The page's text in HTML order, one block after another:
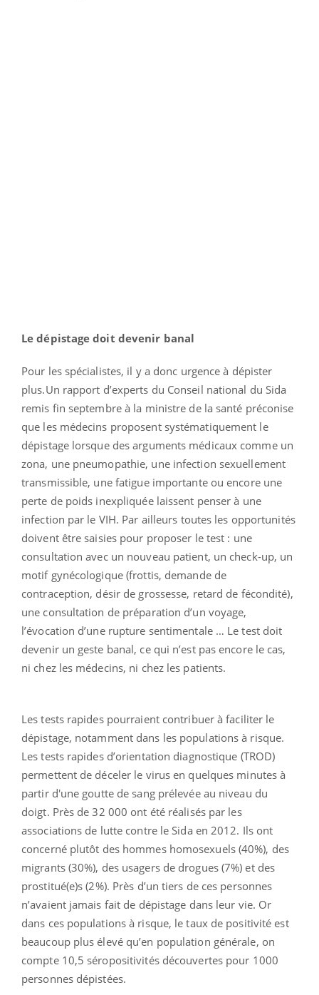
Le dépistage doit devenir banal
Pour les spécialistes, il y a donc urgence à dépister
plus.Un rapport d’experts du Conseil national du Sida
remis fin septembre à la ministre de la santé préconise
que les médecins proposent systématiquement le
dépistage lorsque des arguments médicaux comme un
zona, une pneumopathie, une infection sexuellement
transmissible, une fatigue importante ou encore une
perte de poids inexpliquée laissent penser à une
infection par le VIH. Par ailleurs toutes les opportunités
doivent être saisies pour proposer le test : une
consultation avec un nouveau patient, un check-up, un
motif gynécologique (frottis, demande de
contraception, désir de grossesse, retard de fécondité),
une consultation de préparation d’un voyage,
l’évocation d’une rupture sentimentale … Le test doit
devenir un geste banal, ce qui n’est pas encore le cas,
ni chez les médecins, ni chez les patients.
Les tests rapides pourraient contribuer à faciliter le
dépistage, notamment dans les populations à risque.
Les tests rapides d’orientation diagnostique (TROD)
permettent de déceler le virus en quelques minutes à
partir d'une goutte de sang prélevée au niveau du
doigt. Près de 32 000 ont été réalisés par les
associations de lutte contre le Sida en 2012. Ils ont
concerné plutôt des hommes homosexuels (40%), des
migrants (30%), des usagers de drogues (7%) et des
prostitué(e)s (2%). Près d’un tiers de ces personnes
n’avaient jamais fait de dépistage dans leur vie. Or
dans ces populations à risque, le taux de positivité est
beaucoup plus élevé qu’en population générale, on
compte 10,5 séropositivités découvertes pour 1000
personnes dépistées.